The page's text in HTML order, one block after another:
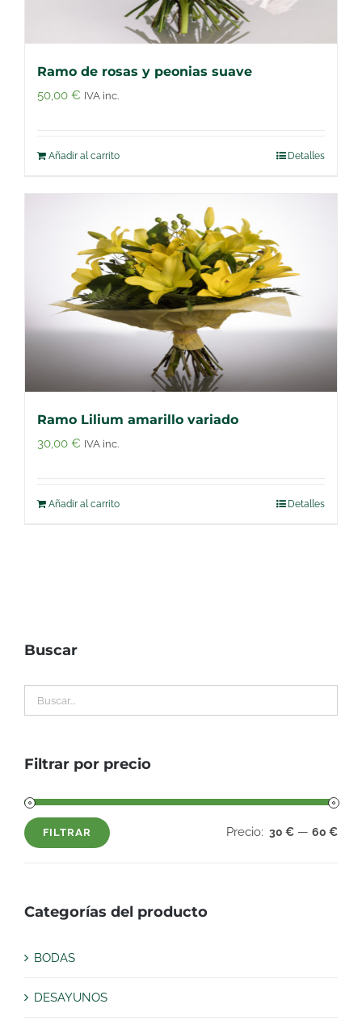
Ramo de rosas y peonias suave
50,00 € IVA inc.
Añadir al carrito Detalles
Ramo Lilium amarillo variado
30,00 € IVA inc.
Añadir al carrito Detalles
Buscar
Filtrar por precio
Precio
Precio
FILTRAR Precio: 30 € — 60 €
Categorías del producto
BODAS
DESAYUNOS